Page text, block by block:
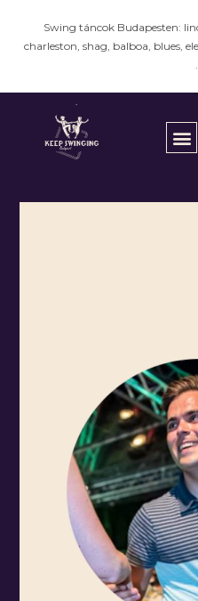
Swing táncok Budapesten:
charleston, shag, balboa, blues,